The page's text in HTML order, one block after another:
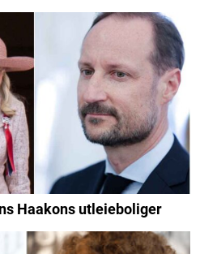
Haakons utleieboliger